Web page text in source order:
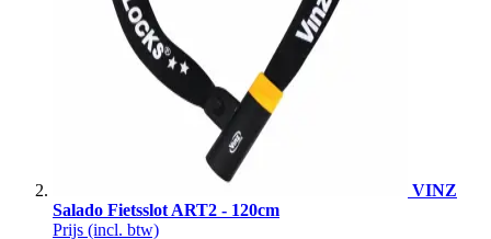
VINZ
Salado Fietsslot ART2 - 120cm
Prijs (incl. btw)